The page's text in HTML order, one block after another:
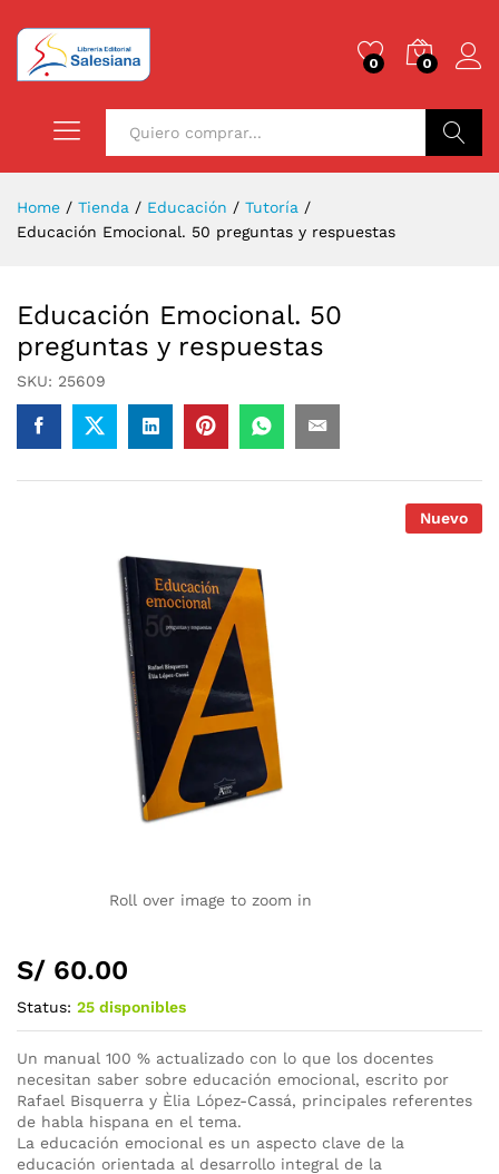
0 0
Home / Tienda / Educación / Tutoría /
Educación Emocional. 50 preguntas y respuestas
Educación Emocional. 50
preguntas y respuestas
SKU: 25609
Nuevo
Roll over image to zoom in
S/ 60.00
Status: 25 disponibles
Un manual 100 % actualizado con lo que los docentes
necesitan saber sobre educación emocional, escrito por
Rafael Bisquerra y Èlia López-Cassá, principales referentes
de habla hispana en el tema.
La educación emocional es un aspecto clave de la
educación orientada al desarrollo integral de la